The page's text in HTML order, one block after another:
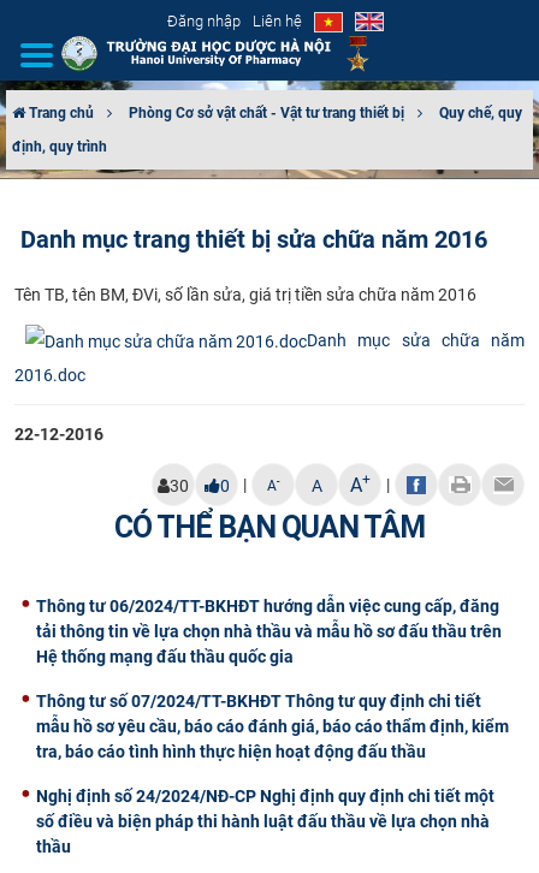
Đăng nhập Liên hệ
GIỚI THIỆU
ĐÀO TẠO
Trang chủ Phòng Cơ sở vật chất - Vật tư trang thiết bị
Quy chế, quy
định, quy trình
Danh mục trang thiết bị sửa chữa năm 2016
Tên TB, tên BM, ĐVi, số lần sửa, giá trị tiền sửa chữa năm 2016​​​
Danh mục sửa chữa năm
2016.doc
22-12-2016
30 0 | A- A A+ |
CÓ THỂ BẠN QUAN TÂM
Thông tư 06/2024/TT-BKHĐT hướng dẫn việc cung cấp, đăng
tải thông tin về lựa chọn nhà thầu và mẫu hồ sơ đấu thầu trên
Hệ thống mạng đấu thầu quốc gia
Thông tư số 07/2024/TT-BKHĐT Thông tư quy định chi tiết
mẫu hồ sơ yêu cầu, báo cáo đánh giá, báo cáo thẩm định, kiểm
tra, báo cáo tình hình thực hiện hoạt động đấu thầu
Nghị định số 24/2024/NĐ-CP Nghị định quy định chi tiết một
số điều và biện pháp thi hành luật đấu thầu về lựa chọn nhà
thầu